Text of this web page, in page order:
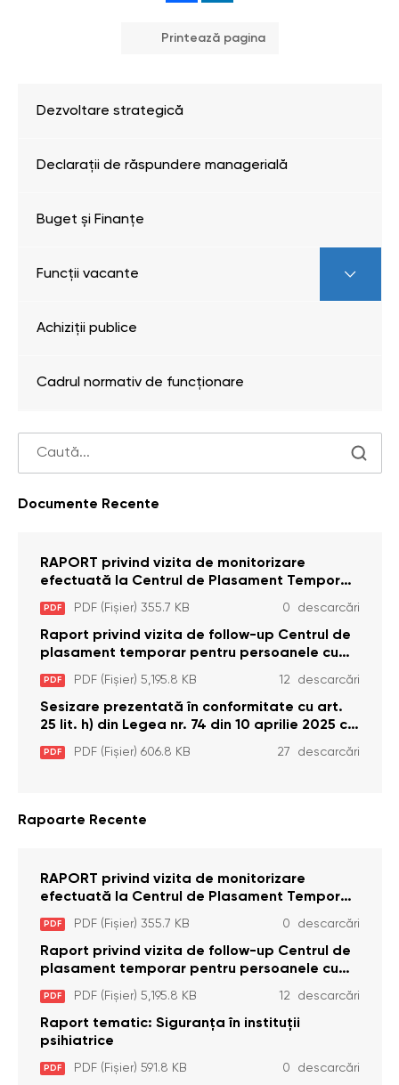
Printează pagina
Dezvoltare strategică
Declarații de răspundere managerială
Buget și Finanțe
Funcții vacante
Achiziții publice
Cadrul normativ de funcționare
Documente Recente
RAPORT privind vizita de monitorizare
efectuată la Centrul de Plasament Temporar
pentru Persoane cu Dizabilități (Adulte) din s.
Brînzeni, r. Edineț, din data de 25 mai 2026
PDF PDF (Fișier) 355.7 KB 0 descarcări
Raport privind vizita de follow-up Centrul de
plasament temporar pentru persoanele cu
dizabilități (adulte) Bădiceni, Soroca (11 iunie
2026)
PDF PDF (Fișier) 5,195.8 KB 12 descarcări
Sesizare prezentată în conformitate cu art.
25 lit. h) din Legea nr. 74 din 10 aprilie 2025 cu
privire la Curtea Constituțională şi art. 26 din
Legea cu privire la Avocatul Poporului
PDF PDF (Fișier) 606.8 KB 27 descarcări
Rapoarte Recente
RAPORT privind vizita de monitorizare
efectuată la Centrul de Plasament Temporar
pentru Persoane cu Dizabilități (Adulte) din s.
Brînzeni, r. Edineț, din data de 25 mai 2026
PDF PDF (Fișier) 355.7 KB 0 descarcări
Raport privind vizita de follow-up Centrul de
plasament temporar pentru persoanele cu
dizabilități (adulte) Bădiceni, Soroca (11 iunie
2026)
PDF PDF (Fișier) 5,195.8 KB 12 descarcări
Raport tematic: Siguranța în instituții
psihiatrice
PDF PDF (Fișier) 591.8 KB 0 descarcări